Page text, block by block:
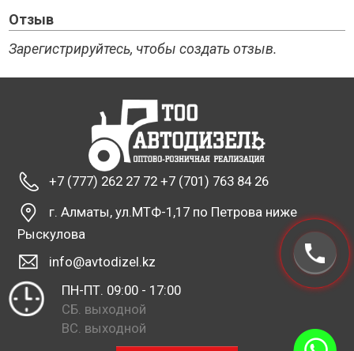
Отзыв
Зарегистрируйтесь, чтобы создать отзыв.
+7 (777) 262 27 72 +7 (701) 763 84 26
г. Алматы, ул.МТФ-1,17 по Петрова ниже
Рыскулова
info@avtodizel.kz
ПН-ПТ. 09:00 - 17:00
СБ. выходной
ВС. выходной